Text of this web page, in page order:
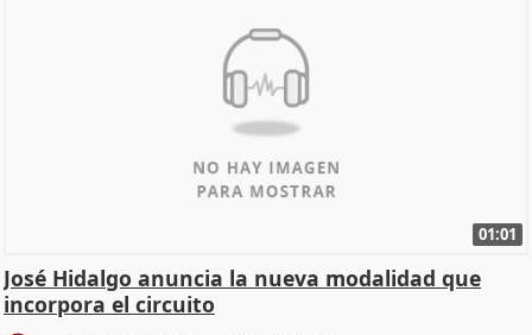
01:01
José Hidalgo anuncia la nueva modalidad que
incorpora el circuito